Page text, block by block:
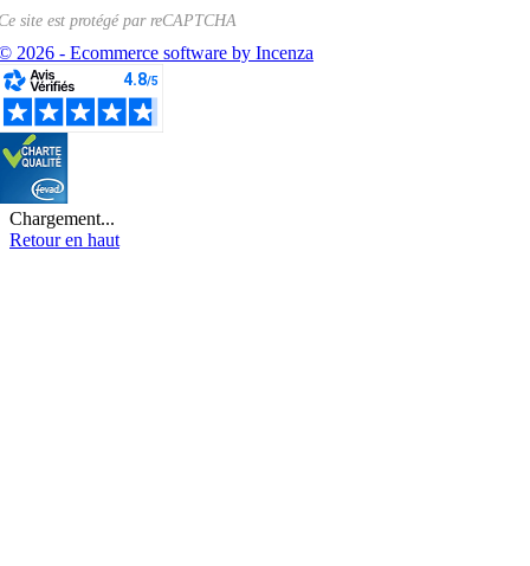
site est protégé parreCAPTCHA
2026 - Ecommerce software by Incenza
Chargement...
Retour en haut